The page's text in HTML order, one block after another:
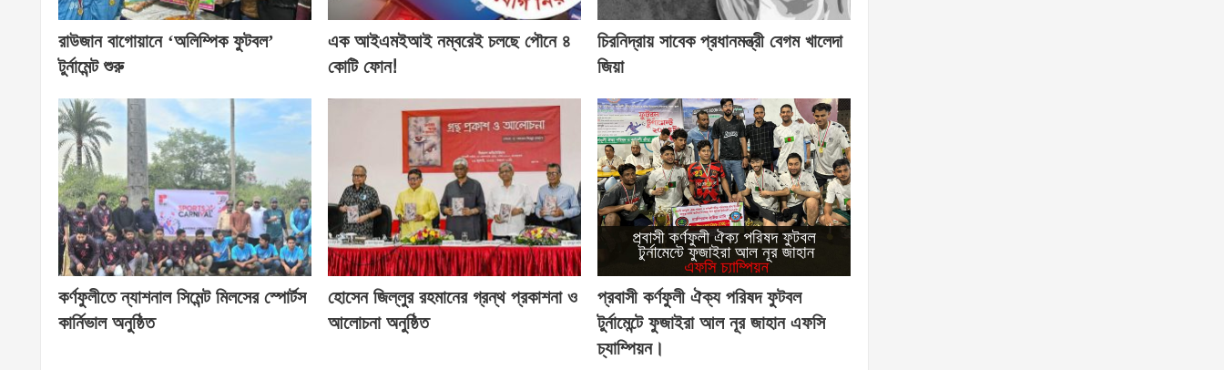
রাউজান বাগোয়ানে ‘অলিম্পিক ফুটবল’
টুর্নামেন্ট শুরু
এক আইএমইআই নম্বরেই চলছে পৌনে ৪
কোটি ফোন!
চিরনিদ্রায় সাবেক প্রধানমন্ত্রী বেগম খালেদা
জিয়া
কর্ণফুলীতে ন্যাশনাল সিমেন্ট মিলসের স্পোর্টস
কার্নিভাল অনুষ্ঠিত
হোসেন জিল্লুর রহমানের গ্রন্থ প্রকাশনা ও
আলোচনা অনুষ্ঠিত
প্রবাসী কর্ণফুলী ঐক্য পরিষদ ফুটবল
টুর্নামেন্টে ফুজাইরা আল নূর জাহান এফসি
চ্যাম্পিয়ন।